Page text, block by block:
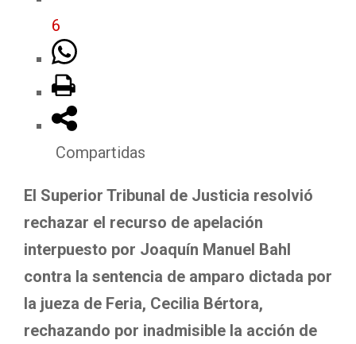
6
Compartidas
El Superior Tribunal de Justicia resolvió
rechazar el recurso de apelación
interpuesto por Joaquín Manuel Bahl
contra la sentencia de amparo dictada por
la jueza de Feria, Cecilia Bértora,
rechazando por inadmisible la acción de